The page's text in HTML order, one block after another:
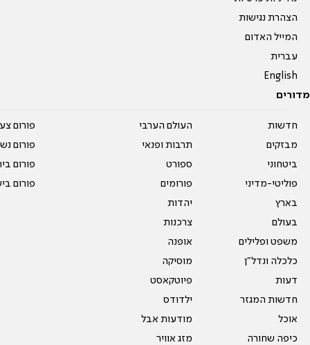
הצהרת נגישות
המייל האדום
עברית
English
מדורים
חדשות
מבזקים
ביטחוני
פוליטי-מדיני
בארץ
בעולם
משפט ופלילים
כלכלה ונדל"ן
דעות
חדשות המגזר
אוכל
כיפה שחורה
העולם הערבי
תרבות ופנאי
ספורט
פורומים
יהדות
צרכנות
אופנה
מוסיקה
פיוטקאסט
ילדודס
מודעות אבל
מזג אוויר
פורום
פורום
פורום
פורום